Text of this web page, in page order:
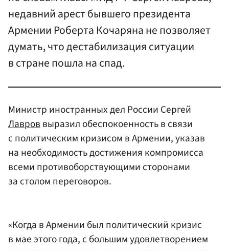
недавний арест бывшего президента
Армении Роберта Кочаряна не позволяет
думать, что дестабилизация ситуации
в стране пошла на спад.
Министр иностранных дел России Сергей
Лавроввыразил обеспокоенность в связи
с политическим кризисом в Армении, указав
на необходимость достижения компромисса
всеми противоборствующими сторонами
за столом переговоров.
«Когда в Армении был политический кризис
в мае этого года, с большим удовлетворением